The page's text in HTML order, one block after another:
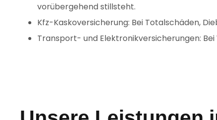
vorübergehend stillsteht.
Kfz-Kaskoversicherung: Bei Totalschäden,
Transport- und Elektronikversicherungen: